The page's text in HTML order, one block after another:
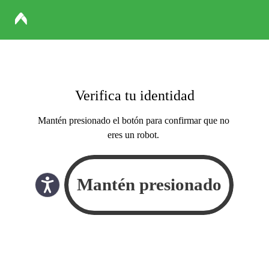
Verifica tu identidad
Mantén presionado el botón para confirmar que no
eres un robot.